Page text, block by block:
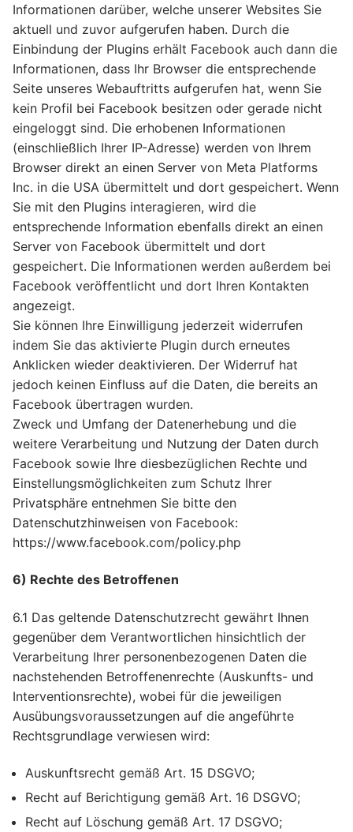
Informationen darüber, welche unserer Websites Sie
aktuell und zuvor aufgerufen haben. Durch die
Einbindung der Plugins erhält Facebook auch dann die
Informationen, dass Ihr Browser die entsprechende
Seite unseres Webauftritts aufgerufen hat, wenn Sie
kein Profil bei Facebook besitzen oder gerade nicht
eingeloggt sind. Die erhobenen Informationen
(einschließlich Ihrer IP-Adresse) werden von Ihrem
Browser direkt an einen Server von Meta Platforms
Inc. in die USA übermittelt und dort gespeichert. Wenn
Sie mit den Plugins interagieren, wird die
entsprechende Information ebenfalls direkt an einen
Server von Facebook übermittelt und dort
gespeichert. Die Informationen werden außerdem bei
Facebook veröffentlicht und dort Ihren Kontakten
angezeigt.
Sie können Ihre Einwilligung jederzeit widerrufen
indem Sie das aktivierte Plugin durch erneutes
Anklicken wieder deaktivieren. Der Widerruf hat
jedoch keinen Einfluss auf die Daten, die bereits an
Facebook übertragen wurden.
Zweck und Umfang der Datenerhebung und die
weitere Verarbeitung und Nutzung der Daten durch
Facebook sowie Ihre diesbezüglichen Rechte und
Einstellungsmöglichkeiten zum Schutz Ihrer
Privatsphäre entnehmen Sie bitte den
Datenschutzhinweisen von Facebook:
https://www.facebook.com/policy.php
6) Rechte des Betroffenen
6.1 Das geltende Datenschutzrecht gewährt Ihnen
gegenüber dem Verantwortlichen hinsichtlich der
Verarbeitung Ihrer personenbezogenen Daten die
nachstehenden Betroffenenrechte (Auskunfts- und
Interventionsrechte), wobei für die jeweiligen
Ausübungsvoraussetzungen auf die angeführte
Rechtsgrundlage verwiesen wird:
Auskunftsrecht gemäß Art. 15 DSGVO;
Recht auf Berichtigung gemäß Art. 16 DSGVO;
Recht auf Löschung gemäß Art. 17 DSGVO;